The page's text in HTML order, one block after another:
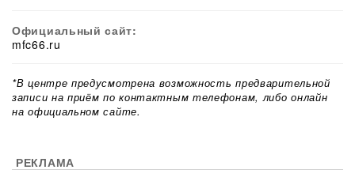
Официальный сайт:
mfc66.ru
*В центре предусмотрена возможность предварительной
записи на приём по контактным телефонам, либо онлайн
на официальном сайте.
РЕКЛАМА